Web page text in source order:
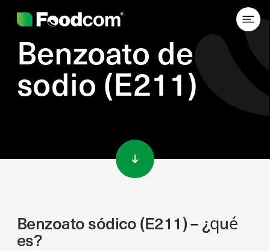
Benzoato de
sodio (E211)
Benzoato sódico (E211) – ¿qué
es?